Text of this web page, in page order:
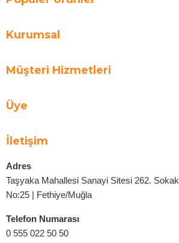
Kurumsal
Müşteri Hizmetleri
Üye
İletişim
Adres
Taşyaka Mahallesi Sanayi Sitesi 262. Sokak
No:25 | Fethiye/Muğla
Telefon Numarası
0 555 022 50 50